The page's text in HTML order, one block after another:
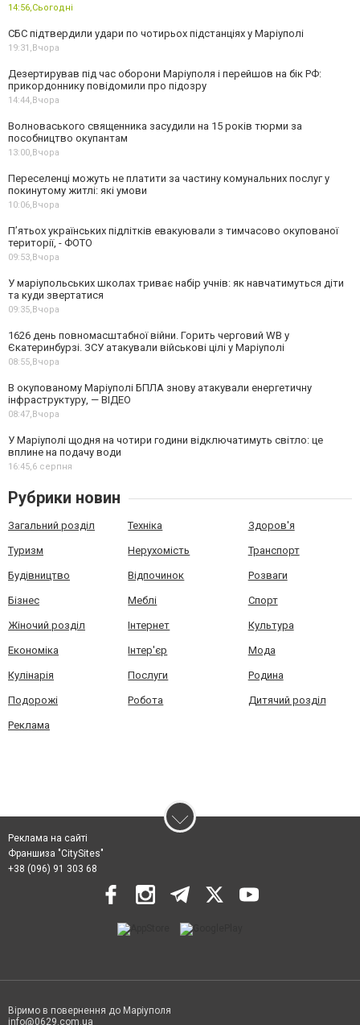
14:56,Сьогодні
СБС підтвердили удари по чотирьох підстанціях у Маріуполі
19:31,Вчора
Дезертирував під час оборони Маріуполя і перейшов на бік РФ:
прикордоннику повідомили про підозру
14:44,Вчора
Волноваського священника засудили на 15 років тюрми за
пособництво окупантам
13:00,Вчора
Переселенці можуть не платити за частину комунальних послуг у
покинутому житлі: які умови
10:06,Вчора
П’ятьох українських підлітків евакуювали з тимчасово окупованої
території, - ФОТО
09:53,Вчора
У маріупольських школах триває набір учнів: як навчатимуться діти
та куди звертатися
09:35,Вчора
1626 день повномасштабної війни. Горить черговий WB у
Єкатеринбурзі. ЗСУ атакували військові цілі у Маріуполі
08:55,Вчора
В окупованому Маріуполі БПЛА знову атакували енергетичну
інфраструктуру, — ВІДЕО
08:47,Вчора
У Маріуполі щодня на чотири години відключатимуть світло: це
вплине на подачу води
16:45,6 серпня
Рубрики новин
Загальний розділ Техніка Здоров'я
Туризм Нерухомість Транспорт
Будівництво Відпочинок Розваги
Бізнес Меблі Спорт
Жіночий розділ Інтернет Культура
Економіка Інтер'єр Мода
Кулінарія Послуги Родина
Подорожі Робота Дитячий розділ
Реклама
Реклама на сайті
Франшиза "CitySites"
+38 (096) 91 303 68
Віримо в повернення до Маріуполя
info@0629.com.ua